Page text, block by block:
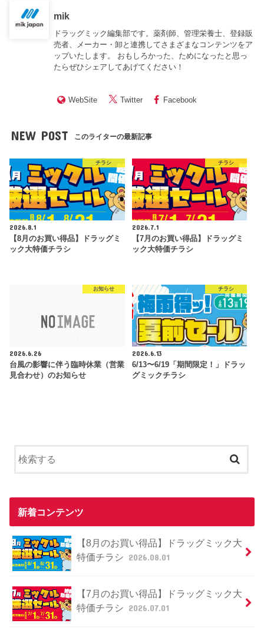
mik
ドラッグミック編集部です。薬剤師、管理栄養士、登録販
売者、メーカー・卸と連携してさまざまなコンテンツをア
ップいたします。 おもしろかった、ためになったと思っ
たらぜひシェアしてあげてください！
WebSite Twitter Facebook
NEW POST このライターの最新記事
チラシ
2026.8.1
【8月のお買い得品】ドラッグミ
ック大特価チラシ
チラシ
2026.7.1
【7月のお買い得品】ドラッグミ
ック大特価チラシ
お知らせ
2026.6.26
台風の影響に伴う臨時休業（営業
見合わせ）のお知らせ
チラシ
2026.6.13
6/13〜6/19「期間限定！」ドラッ
グミックチラシ
新着コンテンツ
【8月のお買い得品】ドラッグミック大
特価チラシ 2026.08.01
【7月のお買い得品】ドラッグミック大
特価チラシ 2026.07.01